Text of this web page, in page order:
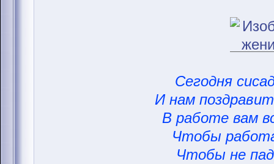
Сегодня
И нам
В работе вам
Чтобы
Чтобы не